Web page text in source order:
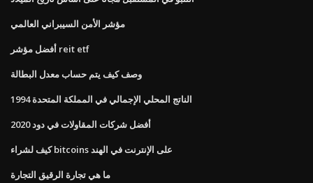
مؤشر الأمن السيبراني العالمي
أفضل مؤشر reit etf
وصف كيف يتم حساب معدل البطالة
الناتج المحلي الإجمالي في المملكة المتحدة 1994
أفضل شركات المقاولات في دود 2020
كيف لشراء bitcoins على الإنترنت في الهند
ما هي تجارة الرقيق التجارة